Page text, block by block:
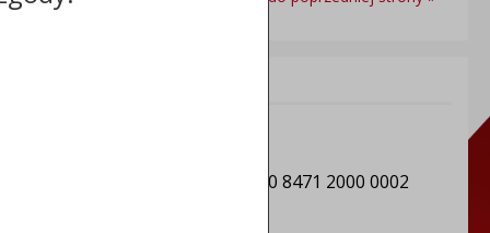
Numer konta: 48 8168 0007 0000 8471 2000 0002